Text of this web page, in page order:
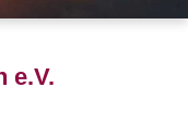
e.V.